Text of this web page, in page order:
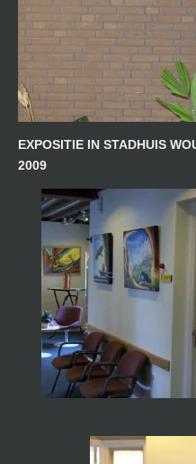
EXPOSITIE IN STADHUIS
2009